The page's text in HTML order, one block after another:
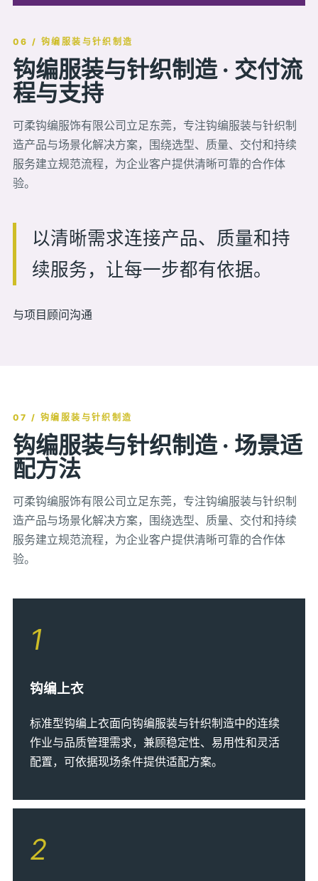
06 / 钩编服装与针织制造
钩编服装与针织制造 · 交付流
程与支持
可柔钩编服饰有限公司立足东莞，专注钩编服装与针织制
造产品与场景化解决方案，围绕选型、质量、交付和持续
服务建立规范流程，为企业客户提供清晰可靠的合作体
验。
以清晰需求连接产品、质量和持
续服务，让每一步都有依据。
与项目顾问沟通
07 / 钩编服装与针织制造
钩编服装与针织制造 · 场景适
配方法
可柔钩编服饰有限公司立足东莞，专注钩编服装与针织制
造产品与场景化解决方案，围绕选型、质量、交付和持续
服务建立规范流程，为企业客户提供清晰可靠的合作体
验。
1
钩编上衣
标准型钩编上衣面向钩编服装与针织制造中的连续
作业与品质管理需求，兼顾稳定性、易用性和灵活
配置，可依据现场条件提供适配方案。
2